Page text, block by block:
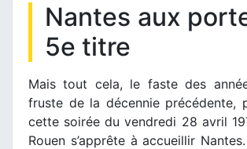
Nantes aux
5e titre
Mais tout cela, le faste des
fruste de la décennie précédente,
cette soirée du vendredi 28 avril
Rouen s’apprête à accueillir Nantes.